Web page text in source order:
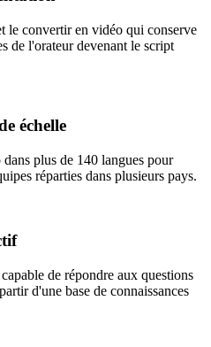
le convertir en vidéo qui conserve
de l'orateur devenant le script
échelle
plus de 140 langues pour
réparties dans plusieurs pays.
de répondre aux questions
d'une base de connaissances